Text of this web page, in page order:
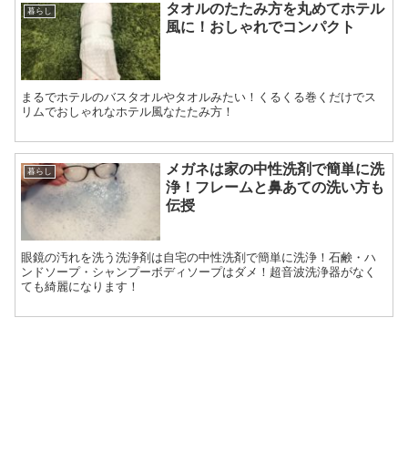
暮らし
タオルのたたみ方を丸めてホテル
風に！おしゃれでコンパクト
まるでホテルのバスタオルやタオルみたい！くるくる巻くだけでス
リムでおしゃれなホテル風なたたみ方！
暮らし
メガネは家の中性洗剤で簡単に洗
浄！フレームと鼻あての洗い方も
伝授
眼鏡の汚れを洗う洗浄剤は自宅の中性洗剤で簡単に洗浄！石鹸・ハ
ンドソープ・シャンプーボディソープはダメ！超音波洗浄器がなく
ても綺麗になります！